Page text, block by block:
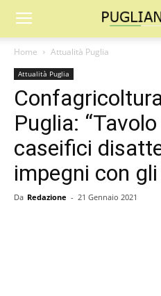
Home Attualità Puglia
Attualità Puglia
Puglia:
caseifici
impegni con
Da Redazione - 21 Gennaio 2021